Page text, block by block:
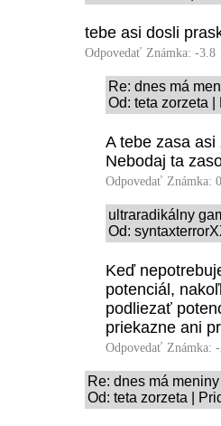
tebe asi dosli
Odpovedať Známka: -3.8
Re: dnes má
Od: teta zorzeta
A tebe zasa
Nebodaj ta
Odpovedať Známka:
ultraradikálny
Od:
Keď
potenciál,
podliezať
priekazne ani
Odpovedať Známka:
Re: dnes má
Od: teta zorzeta |